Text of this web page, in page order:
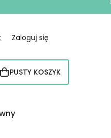
Zaloguj się
KOSZYK
PUSTY KOSZYK